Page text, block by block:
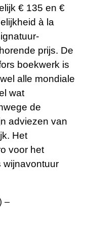
€ 135 en €
à la
prijs. De
boekwerk is
alle mondiale
wat
de
adviezen van
Het
voor het
wijnavontuur
–